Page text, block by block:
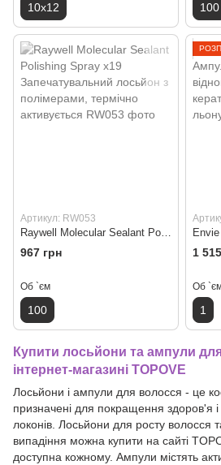
10x12 100
Артикул: RW053
Raywell Molecular Sealant Polishing Spray x19 Запечатувальний лосьйон з полімерами, термічно активується
967 грн
Об `єм
100
1
Об
1
Купити лосьйони та ампули
інтернет-магазині TOPOVE
Лосьйони і ампули для волосся - це
призначені для покращення здоров'я і
локонів. Лосьйони для росту волосся
випадіння можна купити на сайті
доступна кожному. Ампули містять